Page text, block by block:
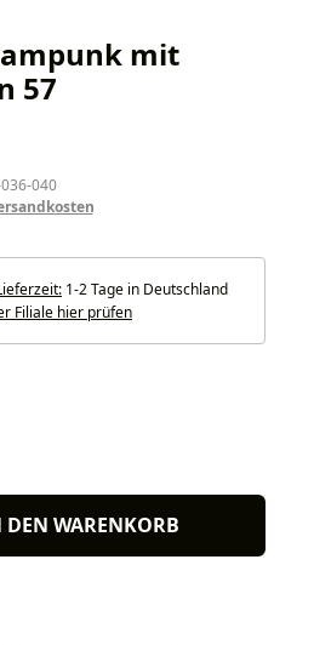
mit
57
040
1-2 Tage in Deutschland
Filiale hier prüfen
WARENKORB